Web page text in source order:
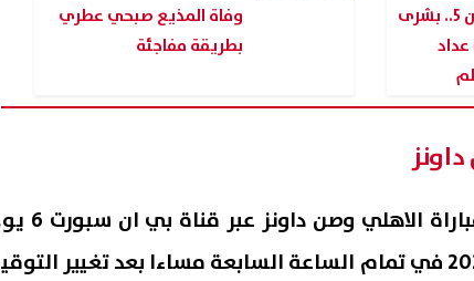
سكن لكل المصريين 5.. بشرى
وفاة المذيع صبحي عطري
بطريقة مفاجئة
من المقرر أن يكون موعد مباراة
الجمعة الموافق 25 ابريل 2025 في تمام الساعة السابعة مساءا بعد تغيير
إعادة تشغيل بطاقة التموين